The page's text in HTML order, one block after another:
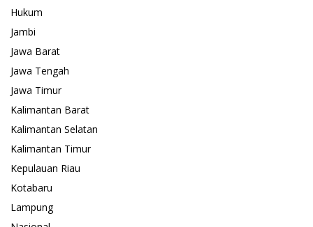
Hukum
Jambi
Jawa Barat
Jawa Tengah
Jawa Timur
Kalimantan Barat
Kalimantan Selatan
Kalimantan Timur
Kepulauan Riau
Kotabaru
Lampung